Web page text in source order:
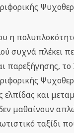
η
συχνά πλέκει
παρεξήγησης, το
ελπίδας και
μαθαίνουν
ταξίδι